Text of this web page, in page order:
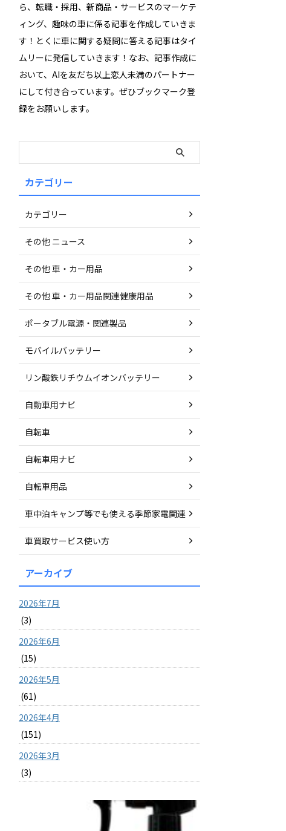
ら、転職・採用、新商品・サービスのマーケテ
ィング、趣味の車に係る記事を作成していきま
す！とくに車に関する疑問に答える記事はタイ
ムリーに発信していきます！なお、記事作成に
おいて、AIを友だち以上恋人未満のパートナー
にして付き合っています。ぜひブックマーク登
録をお願いします。
カテゴリー
カテゴリー
その他 ニュース
その他 車・カー用品
その他 車・カー用品関連健康用品
ポータブル電源・関連製品
モバイルバッテリー
リン酸鉄リチウムイオンバッテリー
自動車用ナビ
自転車
自転車用ナビ
自転車用品
車中泊キャンプ等でも使える季節家電関連
車買取サービス使い方
アーカイブ
2026年7月
(3)
2026年6月
(15)
2026年5月
(61)
2026年4月
(151)
2026年3月
(3)